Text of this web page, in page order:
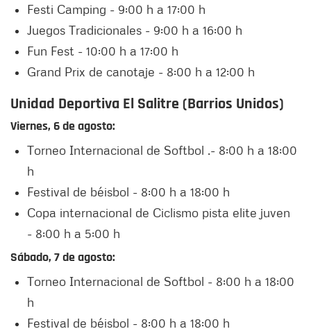
Festi Camping - 9:00 h a 17:00 h
Juegos Tradicionales - 9:00 h a 16:00 h
Fun Fest - 10:00 h a 17:00 h
Grand Prix de canotaje - 8:00 h a 12:00 h
Unidad Deportiva El Salitre (Barrios Unidos)
Viernes, 6 de agosto:
Torneo Internacional de Softbol .- 8:00 h a 18:00
h
Festival de béisbol - 8:00 h a 18:00 h
Copa internacional de Ciclismo pista elite juven
- 8:00 h a 5:00 h
Sábado, 7 de agosto:
Torneo Internacional de Softbol - 8:00 h a 18:00
h
Festival de béisbol - 8:00 h a 18:00 h